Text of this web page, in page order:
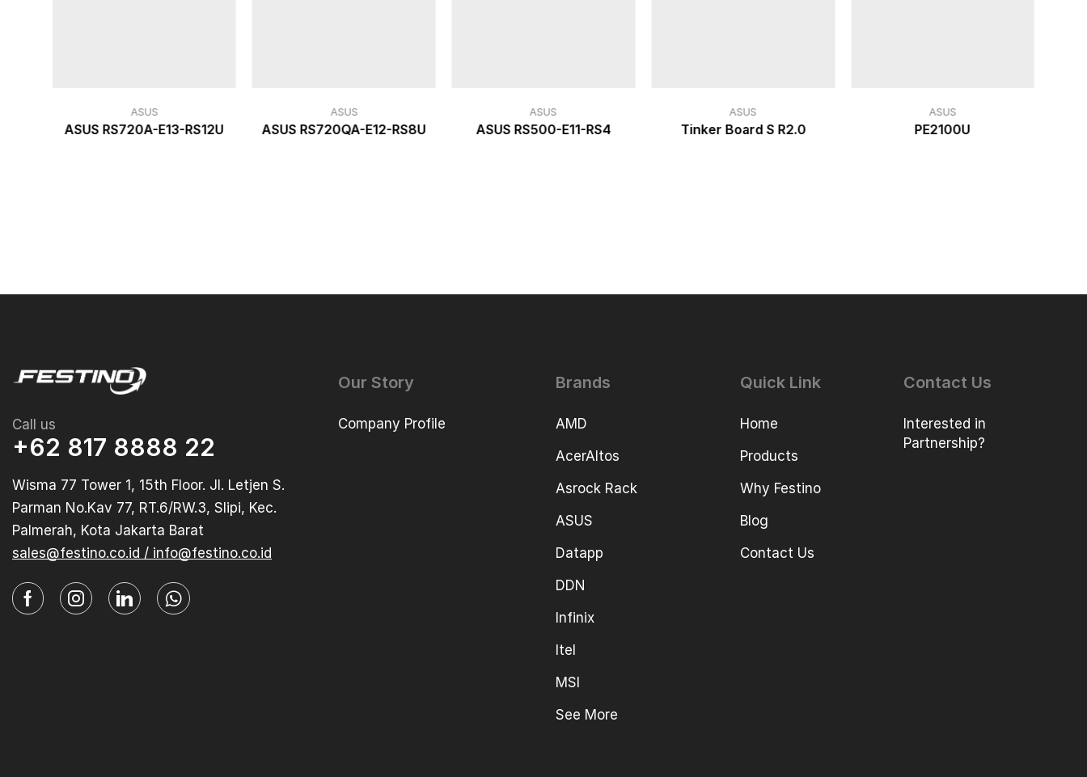
ASUS
ASUS RS720A-E13-RS12U
ASUS
ASUS RS720QA-E12-RS8U
ASUS
ASUS RS500-E11-RS4
ASUS
Tinker Board S R2.0
ASUS
PE2100U
Call us
+62 817 8888 22
Wisma 77 Tower 1, 15th Floor. Jl. Letjen S.
Parman No.Kav 77, RT.6/RW.3, Slipi, Kec.
Palmerah, Kota Jakarta Barat
sales@festino.co.id / info@festino.co.id
Our Story
Company Profile
Brands
AMD
AcerAltos
Asrock Rack
ASUS
Datapp
DDN
Infinix
Itel
MSI
See More
Quick Link
Home
Products
Why Festino
Blog
Contact Us
Contact Us
Interested in
Partnership?